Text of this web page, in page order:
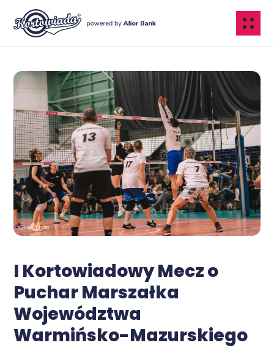
I Kortowiadowy Mecz o
Puchar Marszałka
Województwa
Warmińsko-Mazurskiego